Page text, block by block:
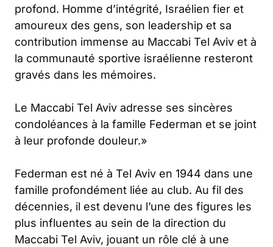
profond. Homme d’intégrité, Israélien fier et
amoureux des gens, son leadership et sa
contribution immense au Maccabi Tel Aviv et à
la communauté sportive israélienne resteront
gravés dans les mémoires.
Le Maccabi Tel Aviv adresse ses sincères
condoléances à la famille Federman et se joint
à leur profonde douleur.»
Federman est né à Tel Aviv en 1944 dans une
famille profondément liée au club. Au fil des
décennies, il est devenu l’une des figures les
plus influentes au sein de la direction du
Maccabi Tel Aviv, jouant un rôle clé à une